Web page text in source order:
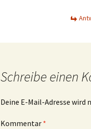
Schreibe einen
Deine E-Mail-Adresse
Kommentar *